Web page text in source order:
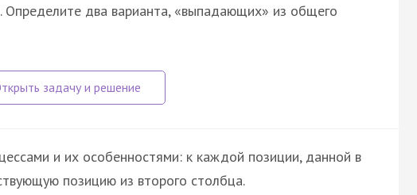
Определите два варианта, «выпадающих» из общего
и их особенностями: к каждой позиции, данной в
позицию из второго столбца.